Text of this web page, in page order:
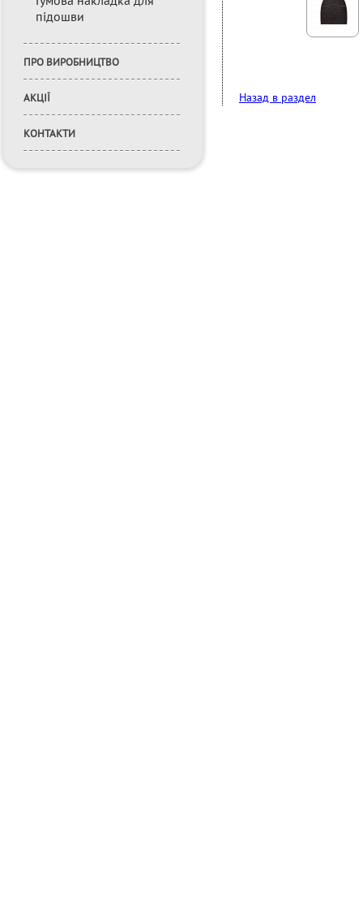
підошви
ПРО ВИРОБНИЦТВО
АКЦІЇ
КОНТАКТИ
Назад в раздел